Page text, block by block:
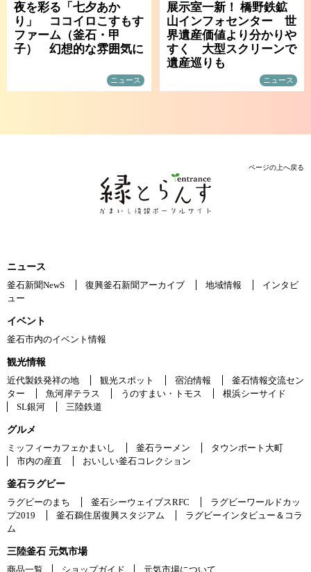
夜を彩る「七夕あか
り」 ココイロこすもす
ファーム（釜石・甲
子） 幻想的な雰囲気に
ニュース
展示室一新！ 橋野鉄鉱
山インフォセンター 世
界遺産価値より分かりや
すく 大型スクリーンで
遺産巡りも
ニュース
ページの上へ戻る
ニュース
釜石新聞NewS
復興釜石新聞アーカイブ 地域情報
インタビ
ュー
イベント
釜石市内のイベント情報
観光情報
近代製鉄発祥の地
観光スポット 宿泊情報
釜石情報交流セン
ター
魚河岸テラス うのすまい・トモス
根浜シーサイド
SL銀河
三陸鉄道
グルメ
ミッフィーカフェかまいし
釜石ラーメン
タウンポート大町
市内の産直
おいしい釜石コレクション
釜石ラグビー
ラグビーのまち
釜石シーウェイブスRFC
ラグビーワールドカッ
プ2019
釜石鵜住居復興スタジアム
ラグビーインタビュー＆コラ
ム
三陸釜石 元気市場
商品一覧
ショップガイド 元気市場について